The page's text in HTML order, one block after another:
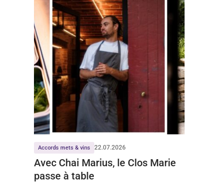
Accords mets & vins 22.07.2026
Avec Chai Marius, le Clos Marie
passe à table